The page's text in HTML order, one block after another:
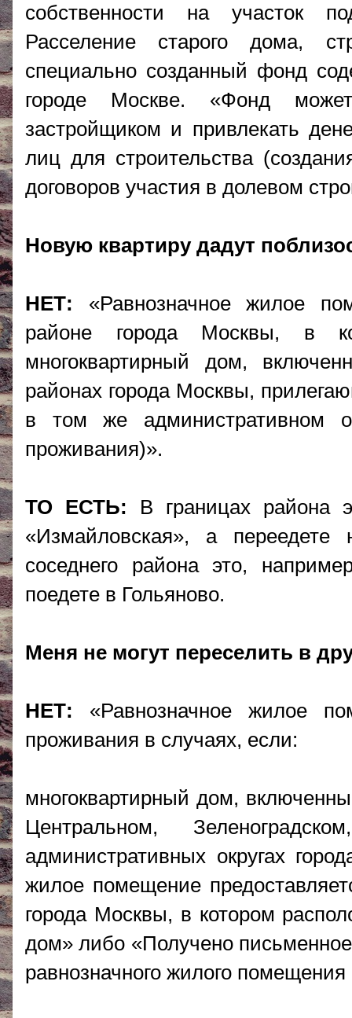
собственности на участок
Расселение старого дома,
специально созданный фонд
городе Москве. «Фонд
застройщиком и привлекать
лиц для строительства
договоров участия в долевом
Новую квартиру дадут
НЕТ: «Равнозначное жилое
районе города Москвы, в
многоквартирный дом,
районах города Москвы,
в том же административном
проживания)».
ТО ЕСТЬ: В границах района
«Измайловская», а
соседнего района это,
поедете в Гольяново.
Меня не могут переселить в
НЕТ: «Равнозначное жилое
проживания в случаях, если:
многоквартирный дом,
Центральном,
административных округах
жилое помещение
города Москвы, в котором
дом» либо «Получено
равнозначного жилого